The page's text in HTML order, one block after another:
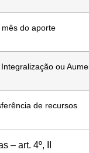
do aporte
ou
de recursos
– art. 4º, II